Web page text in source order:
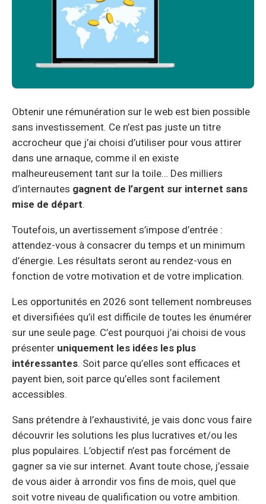
Obtenir une rémunération sur le web est bien possible
sans investissement. Ce n’est pas juste un titre
accrocheur que j’ai choisi d’utiliser pour vous attirer
dans une arnaque, comme il en existe
malheureusement tant sur la toile… Des milliers
d’internautes gagnent de l’argent sur internet sans
mise de départ.
Toutefois, un avertissement s’impose d’entrée :
attendez-vous à consacrer du temps et un minimum
d’énergie. Les résultats seront au rendez-vous en
fonction de votre motivation et de votre implication.
Les opportunités en 2026 sont tellement nombreuses
et diversifiées qu’il est difficile de toutes les énumérer
sur une seule page. C’est pourquoi j’ai choisi de vous
présenter uniquement les idées les plus
intéressantes. Soit parce qu’elles sont efficaces et
payent bien, soit parce qu’elles sont facilement
accessibles.
Sans prétendre à l’exhaustivité, je vais donc vous faire
découvrir les solutions les plus lucratives et/ou les
plus populaires. L’objectif n’est pas forcément de
gagner sa vie sur internet. Avant toute chose, j’essaie
de vous aider à arrondir vos fins de mois, quel que
soit votre niveau de qualification ou votre ambition.